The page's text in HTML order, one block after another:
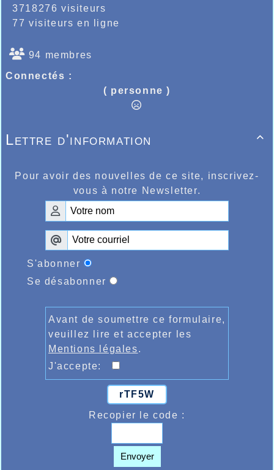
3718276 visiteurs
77 visiteurs en ligne
94 membres
Connectés :
( personne )

Lettre d'information
Pour avoir des nouvelles de ce site, inscrivez-
vous à notre Newsletter.
S'abonner
Se désabonner
Avant de soumettre ce formulaire,
veuillez lire et accepter les
Mentions légales.
J'accepte:
rTF5W
Recopier le code :
Envoyer